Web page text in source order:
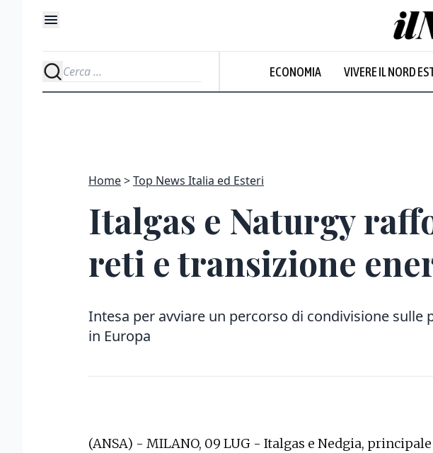
ECONOMIA VIVERE IL NORD
Home Top News Italia ed Esteri
Italgas e Naturgy
reti e transizione
Intesa per avviare un percorso di condivisione sulle
in Europa
(ANSA) - MILANO, 09 LUG - Italgas e Nedgia,